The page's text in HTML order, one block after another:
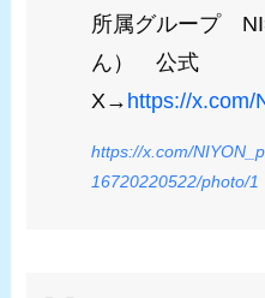
所属グループ
ん） 公式
X→ https://x.com/
https://x.com/
16720220522/photo/1